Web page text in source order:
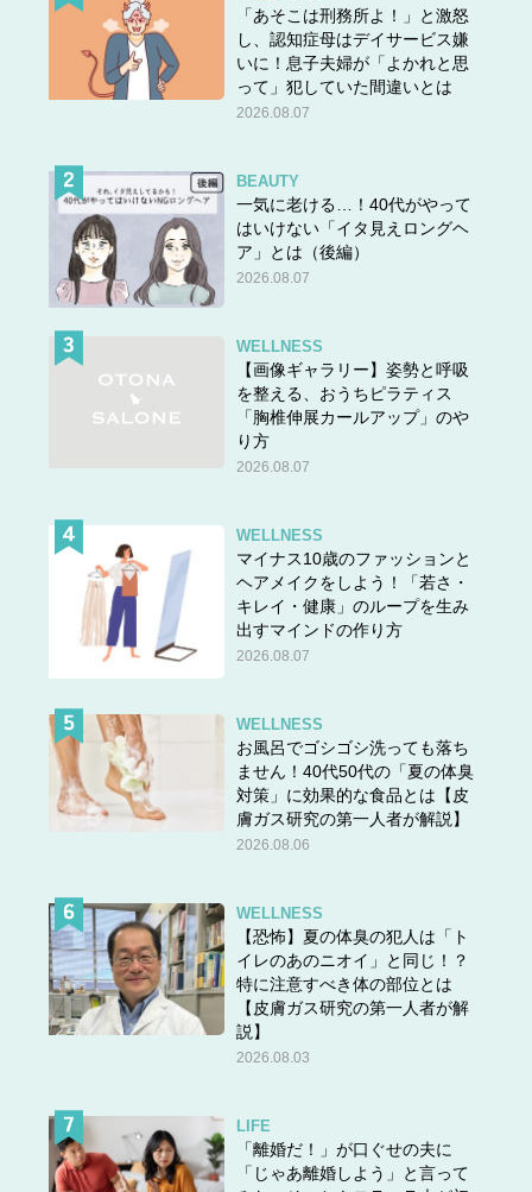
「あそこは刑務所よ！」と激怒
し、認知症母はデイサービス嫌
いに！息子夫婦が「よかれと思
って」犯していた間違いとは
2026.08.07
BEAUTY
一気に老ける…！40代がやって
はいけない「イタ見えロングヘ
ア」とは（後編）
2026.08.07
WELLNESS
【画像ギャラリー】姿勢と呼吸
を整える、おうちピラティス
「胸椎伸展カールアップ」のや
り方
2026.08.07
WELLNESS
マイナス10歳のファッションと
ヘアメイクをしよう！「若さ・
キレイ・健康」のループを生み
出すマインドの作り方
2026.08.07
WELLNESS
お風呂でゴシゴシ洗っても落ち
ません！40代50代の「夏の体臭
対策」に効果的な食品とは【皮
膚ガス研究の第一人者が解説】
2026.08.06
WELLNESS
【恐怖】夏の体臭の犯人は「ト
イレのあのニオイ」と同じ！？
特に注意すべき体の部位とは
【皮膚ガス研究の第一人者が解
説】
2026.08.03
LIFE
「離婚だ！」が口ぐせの夫に
「じゃあ離婚しよう」と言って